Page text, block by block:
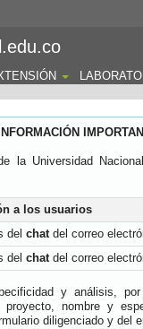
INFORMACIÓN
la Universidad
a los usuarios
del chatdel correo
del chatdel correo
y análisis,
nombre y
diligenciado y del